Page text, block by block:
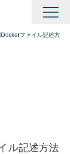
ファイル記述方
ル記述方法